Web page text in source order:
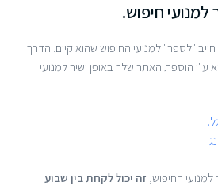
חיפוש.
"לספר" למנועי החיפוש שהוא קיים. הדרך
ע"י הוספת האתר שלך באופן ישיר למנועי
החיפוש, זה יכול לקחת בין שבוע